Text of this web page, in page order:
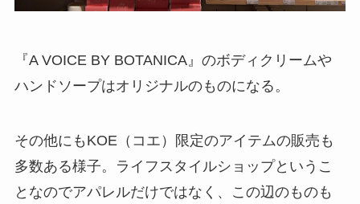
『A VOICE BY BOTANICA』のボディクリームや
ハンドソープはオリジナルのものになる。
その他にもKOE（コエ）限定のアイテムの販売も
多数ある様子。ライフスタイルショップというこ
となのでアパレルだけではなく、この辺のものも